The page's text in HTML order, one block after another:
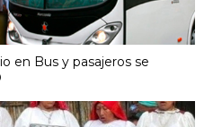
en Bus y pasajeros se